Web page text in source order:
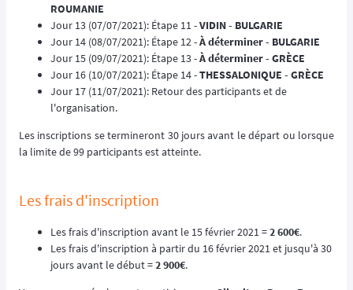
ROUMANIE
Jour 13 (07/07/2021): Étape 11 -VIDIN - BULGARIE
Jour 14 (08/07/2021): Étape 12 -À déterminer - BULGARIE
Jour 15 (09/07/2021): Étape 13 -À déterminer - GRÈCE
Jour 16 (10/07/2021): Étape 14 -THESSALONIQUE - GRÈCE
Jour 17 (11/07/2021): Retour des participants et de
l'organisation.
Les inscriptions se termineront 30 jours avant le départ ou lorsque
la limite de 99 participants est atteinte.
Les frais d'inscription
Les frais d'inscription avant le 15 février 2021 =2 600€.
Les frais d'inscription à partir du 16 février 2021 et jusqu'à 30
jours avant le début =2 900€.